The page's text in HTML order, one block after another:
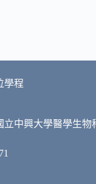
學程
立中興大學醫學生